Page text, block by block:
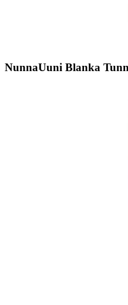
NunnaUuni Blanka